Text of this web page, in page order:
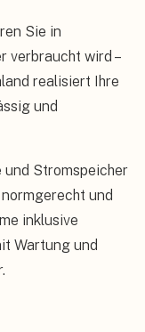
Sie in
verbraucht wird –
realisiert Ihre
und
und Stromspeicher
und
inklusive
Wartung und